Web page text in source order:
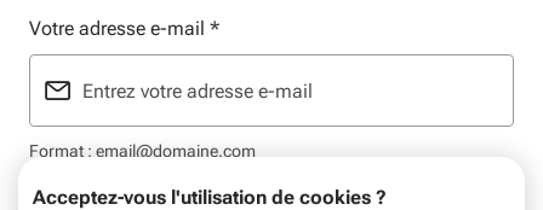
Acceptez-vous l'utilisation de cookies ?
Votre adresse e-mail *
Format : email@domaine.com